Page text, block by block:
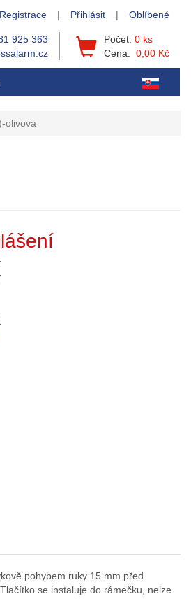
Registrace | Přihlásit | Oblíbené
925 363
Počet: 0 ks
Cena: 0,00 Kč
olivová
pohybem ruky 15 mm před
se instaluje do rámečku, nelze